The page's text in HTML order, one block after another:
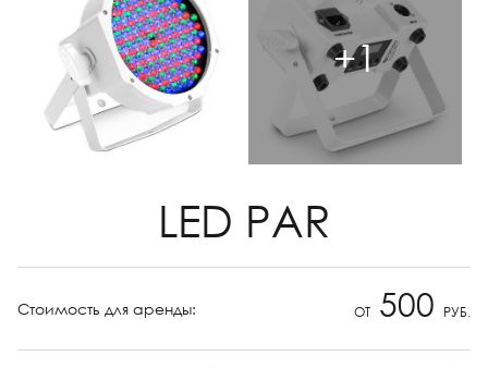
+1
LED PAR
Стоимость для аренды: ОТ 500 РУБ.